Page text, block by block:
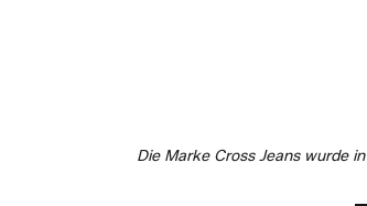
Die Marke Cross Jeans wurde